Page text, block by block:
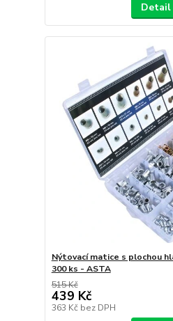
Detail
Nýtovací matice s plochou
300 ks - ASTA
515 Kč
439 Kč
363 Kč bez DPH